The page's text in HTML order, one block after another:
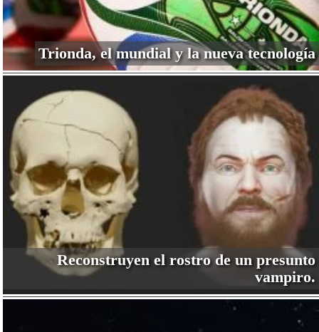
Trionda, el mundial y la nueva tecnología
Reconstruyen el rostro de un presunto
vampiro.